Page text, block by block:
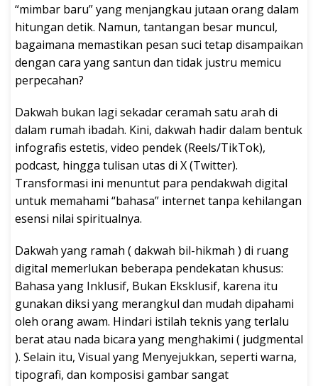
“mimbar baru” yang menjangkau jutaan orang dalam
hitungan detik. Namun, tantangan besar muncul,
bagaimana memastikan pesan suci tetap disampaikan
dengan cara yang santun dan tidak justru memicu
perpecahan?
Dakwah bukan lagi sekadar ceramah satu arah di
dalam rumah ibadah. Kini, dakwah hadir dalam bentuk
infografis estetis, video pendek (Reels/TikTok),
podcast, hingga tulisan utas di X (Twitter).
Transformasi ini menuntut para pendakwah digital
untuk memahami “bahasa” internet tanpa kehilangan
esensi nilai spiritualnya.
Dakwah yang ramah ( dakwah bil-hikmah ) di ruang
digital memerlukan beberapa pendekatan khusus:
Bahasa yang Inklusif, Bukan Eksklusif, karena itu
gunakan diksi yang merangkul dan mudah dipahami
oleh orang awam. Hindari istilah teknis yang terlalu
berat atau nada bicara yang menghakimi ( judgmental
). Selain itu, Visual yang Menyejukkan, seperti warna,
tipografi, dan komposisi gambar sangat